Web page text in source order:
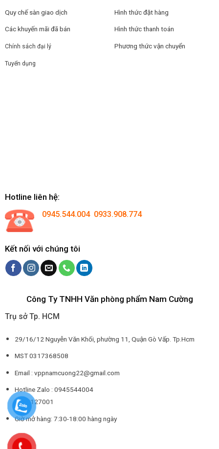
Quy chế sàn giao dịch
Các khuyến mãi đã bán
Chính sách đại lý
Tuyển dụng
Hình thức đặt hàng
Hình thức thanh toán
Phương thức vận chuyển
Hotline liên hệ:
0945.544.004 0933.908.774
Kết nối với chúng tôi
Công Ty TNHH Văn phòng phẩm Nam Cường
Trụ sở Tp. HCM
29/16/12 Nguyễn Văn Khối, phường 11, Quận Gò Vấp. Tp.Hcm
MST 0317368508
Email : vppnamcuong22@gmail.com
Hotline Zalo : 0945544004
0932127001
Giờ mở hàng: 7:30-18:00 hàng ngày